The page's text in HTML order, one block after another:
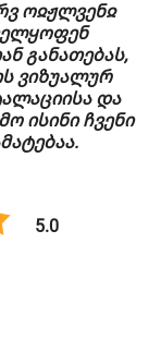
ოჲჟლვენჲ
განათებას,
ვიზუალურ
და
ისინი ჩვენი
5.0